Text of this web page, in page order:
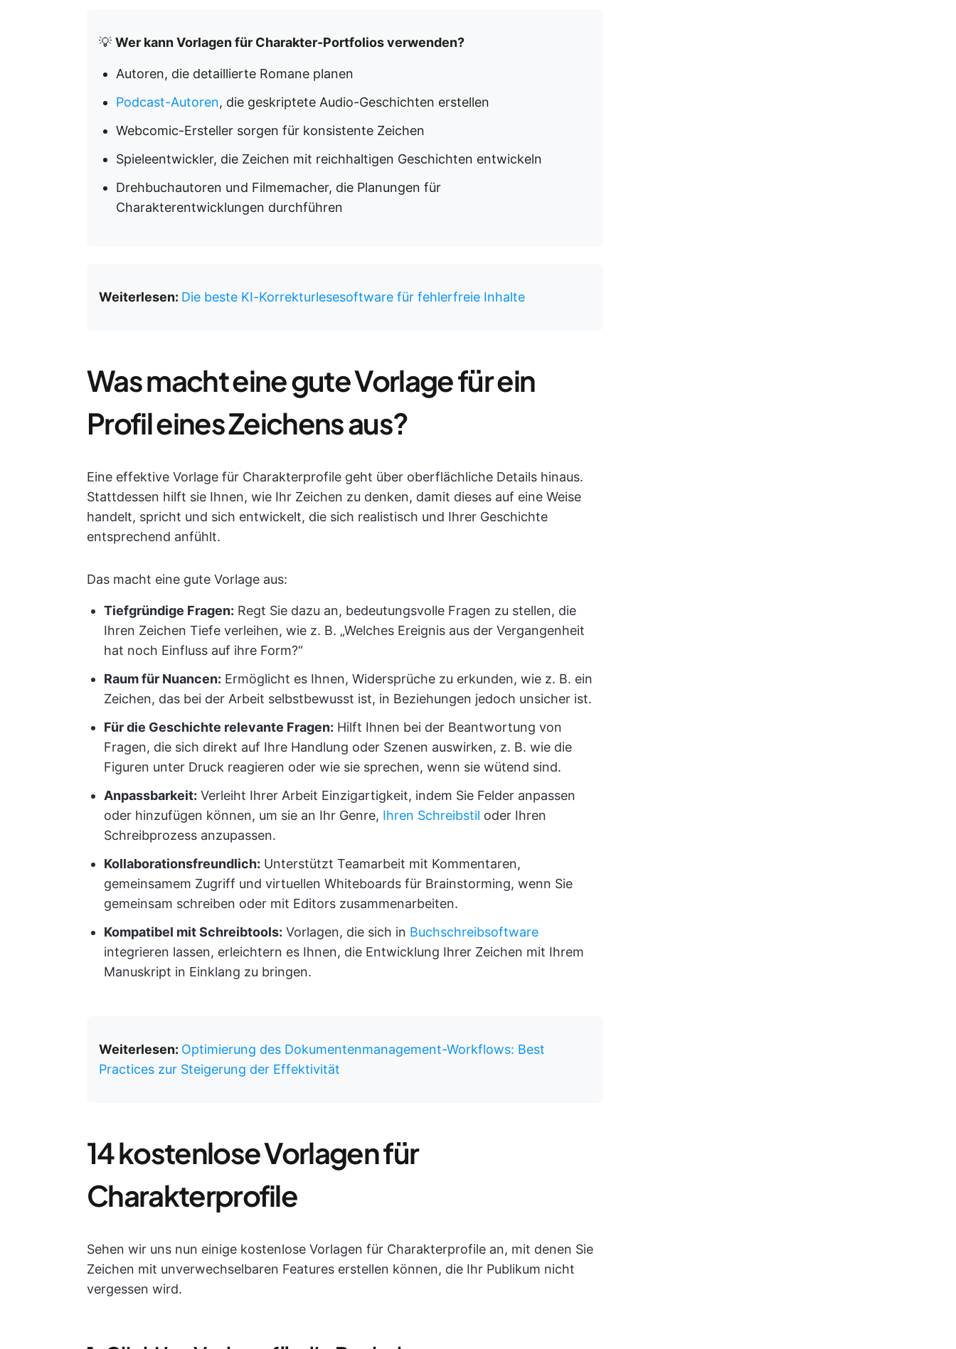
💡 Wer kann Vorlagen für Charakter-Portfolios verwenden?
Autoren, die detaillierte Romane planen
Podcast-Autoren, die geskriptete Audio-Geschichten erstellen
Webcomic-Ersteller sorgen für konsistente Zeichen
Spieleentwickler, die Zeichen mit reichhaltigen Geschichten entwickeln
Drehbuchautoren und Filmemacher, die Planungen für
Charakterentwicklungen durchführen
Weiterlesen: Die beste KI-Korrekturlesesoftware für fehlerfreie Inhalte
Was macht eine gute Vorlage für ein
Profil eines Zeichens aus?
Eine effektive Vorlage für Charakterprofile geht über oberflächliche Details hinaus.
Stattdessen hilft sie Ihnen, wie Ihr Zeichen zu denken, damit dieses auf eine Weise
handelt, spricht und sich entwickelt, die sich realistisch und Ihrer Geschichte
entsprechend anfühlt.
Das macht eine gute Vorlage aus:
Tiefgründige Fragen: Regt Sie dazu an, bedeutungsvolle Fragen zu stellen, die
Ihren Zeichen Tiefe verleihen, wie z. B. „Welches Ereignis aus der Vergangenheit
hat noch Einfluss auf ihre Form?“
Raum für Nuancen: Ermöglicht es Ihnen, Widersprüche zu erkunden, wie z. B. ein
Zeichen, das bei der Arbeit selbstbewusst ist, in Beziehungen jedoch unsicher ist.
Für die Geschichte relevante Fragen: Hilft Ihnen bei der Beantwortung von
Fragen, die sich direkt auf Ihre Handlung oder Szenen auswirken, z. B. wie die
Figuren unter Druck reagieren oder wie sie sprechen, wenn sie wütend sind.
Anpassbarkeit: Verleiht Ihrer Arbeit Einzigartigkeit, indem Sie Felder anpassen
oder hinzufügen können, um sie an Ihr Genre, Ihren Schreibstil oder Ihren
Schreibprozess anzupassen.
Kollaborationsfreundlich: Unterstützt Teamarbeit mit Kommentaren,
gemeinsamem Zugriff und virtuellen Whiteboards für Brainstorming, wenn Sie
gemeinsam schreiben oder mit Editors zusammenarbeiten.
Kompatibel mit Schreibtools: Vorlagen, die sich in Buchschreibsoftware
integrieren lassen, erleichtern es Ihnen, die Entwicklung Ihrer Zeichen mit Ihrem
Manuskript in Einklang zu bringen.
Weiterlesen: Optimierung des Dokumentenmanagement-Workflows: Best
Practices zur Steigerung der Effektivität
14 kostenlose Vorlagen für
Charakterprofile
Sehen wir uns nun einige kostenlose Vorlagen für Charakterprofile an, mit denen Sie
Zeichen mit unverwechselbaren Features erstellen können, die Ihr Publikum nicht
vergessen wird.